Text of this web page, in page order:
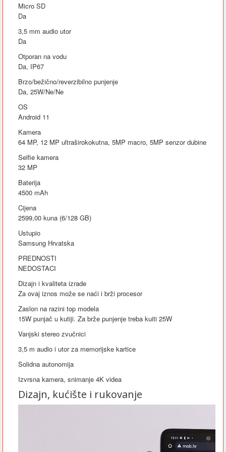
Micro SD
Da
3,5 mm audio utor
Da
Otporan na vodu
Da, IP67
Brzo/bežično/reverzibilno punjenje
Da, 25W/Ne/Ne
OS
Android 11
Kamera
64 MP, 12 MP ultraširokokutna, 5MP macro, 5MP senzor dubine
Selfie kamera
32 MP
Baterija
4500 mAh
Cijena
2599,00 kuna (6/128 GB)
Ustupio
Samsung Hrvatska
PREDNOSTI
NEDOSTACI
Dizajn i kvaliteta izrade
Za ovaj iznos može se naći i brži procesor
Zaslon na razini top modela
15W punjač u kutiji. Za brže punjenje treba kuiti 25W
Vanjski stereo zvučnici
3,5 m audio i utor za memorijske kartice
Solidna autonomija
Izvrsna kamera, snimanje 4K videa
Dizajn, kućište i rukovanje